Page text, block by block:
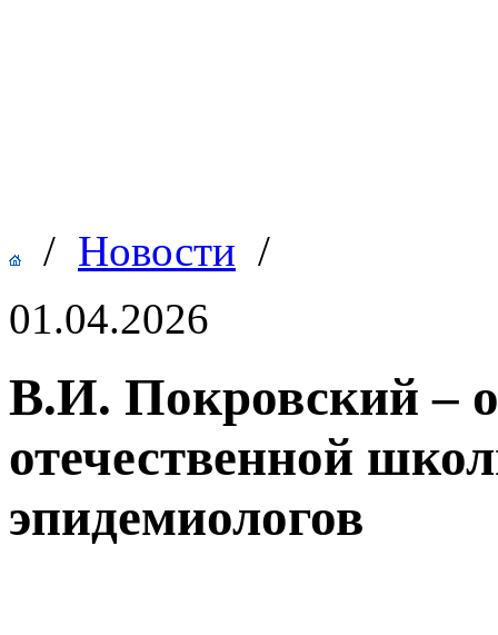
/ Новости /
01.04.2026
В.И. Покровский –
отечественной
эпидемиологов